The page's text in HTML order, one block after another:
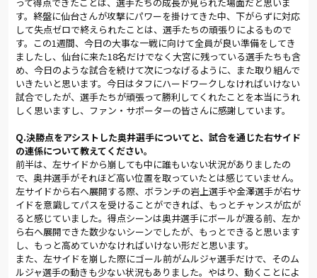
そして62分、左サイドでスローインを受けた沼田が中央へパス
を送り、横谷が大きく展開。右サイドに走り込んだ奥井がクロ
スを送ると、ニアに沼田、中央にムルジャが飛び込み、その背後
から飛び出した家長が右足ボレーをたたき込んだ。沼田は「自
分で決めたくてニアへ行った部分もあったけど、後半は自分が
逆サイドからニアへ走り込むことで変化を付けようと思ってい
たので、うまくいった」とニヤリ。サイドチェンジをした横谷も
ルを入れようと話していて、それが結果につながった」と、改善
点が結果につながったことを喜んだ。
終盤は、前線に江坂を入れて相手にプレッシャーを掛け、中盤
に高さのある横山が入りパワープレーをシャットアウト。総力
戦で1点のリードを生かしてしっかりと勝ち切ることに成功し
た。これでリーグ戦はアウェイゲーム4連勝。厳しい戦いを乗り
越える強さが身についてきた印象だ。そして、ユアテックスタ
ジアム仙台での勝利は2011年7月23日以来となる。
す。終盤に仙台さんが攻撃にパワーを掛けてきた中、下がらずに対応
して失点ゼロで終えられたことは、選手たちの頑張りによるもので
す。この1週間、今日の大事な一戦に向けて全員が良い準備をしてき
ましたし、仙台に来た18名だけでなく大宮に残っている選手たちも含
め、今日のような試合を続けて次につなげるように、また取り組んで
いきたいと思います。今日はタフにハードワークしなければいけない
試合でしたが、選手たちが頑張って勝利してくれたことを本当にうれ
しく思いますし、ファン・サポーターの皆さんに感謝しています。
Q.決勝点をアシストした奥井選手についてと、試合を通じた右サイド
の連係について教えてください。
前半は、左サイドから崩しても中に誰もいない状況がありましたの
で、奥井選手がそれほど高い位置を取っていたとは感じていません。
左サイドから右へ展開する際、ボランチの岩上選手や金澤選手が右サ
イドを意識してパスを受けることができれば、もっとチャンスが広が
ると感じていました。得点シーンは奥井選手にボールが渡る前、左か
ら右へ展開できた数少ないシーンでしたが、もっとできると思います
し、もっと高めていかなければいけない形だと思います。
また、左サイドを崩した際にゴール前がムルジャ選手だけで、そのム
ルジャ選手の動きも少ない状況もありました。やはり、動くことによ